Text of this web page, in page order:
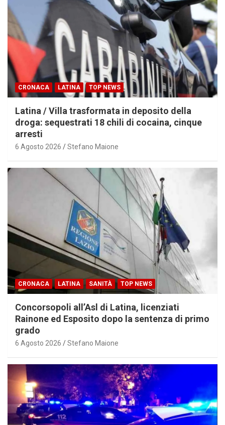
CRONACA LATINA TOP NEWS
Latina / Villa trasformata in deposito della
droga: sequestrati 18 chili di cocaina, cinque
arresti
6 Agosto 2026 Stefano Maione
CRONACA LATINA SANITÀ TOP NEWS
Concorsopoli all’Asl di Latina, licenziati
Rainone ed Esposito dopo la sentenza di primo
grado
6 Agosto 2026 Stefano Maione